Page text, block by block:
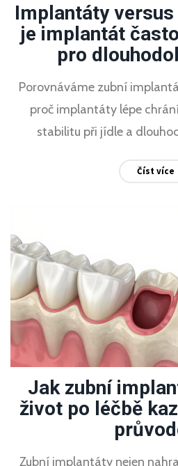
Implantáty
je implantát
pro
Porovnáváme zubní
proč implantáty lépe
stabilitu při jídle a
Číst více
Jak zubní
život po léčbě
Zubní implantáty nejen